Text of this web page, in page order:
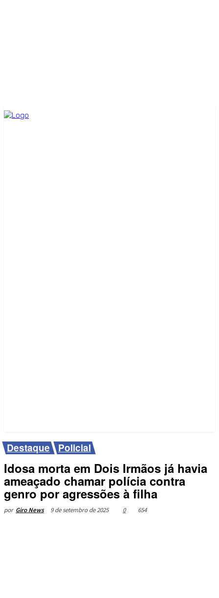
Destaque Policial
Idosa morta em Dois Irmãos já havia
ameaçado chamar polícia contra
genro por agressões à filha
por Giro News 9 de setembro de 2025 0 654